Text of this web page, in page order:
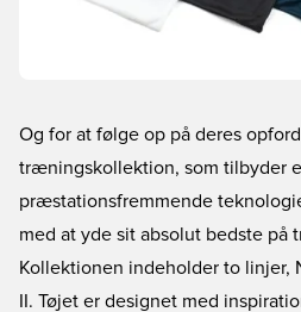
Og for at følge op på deres
træningskollektion, som tilbyder
præstationsfremmende
med at yde sit absolut bedste på
Kollektionen indeholder to linjer,
II. Tøjet er designet med